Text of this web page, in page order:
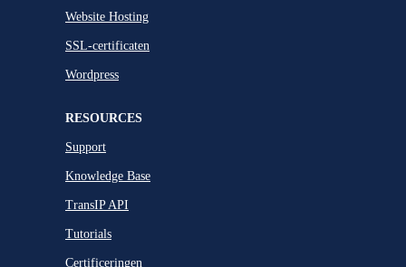
Website Hosting
SSL-certificaten
Wordpress
RESOURCES
Support
Knowledge Base
TransIP API
Tutorials
Certificeringen